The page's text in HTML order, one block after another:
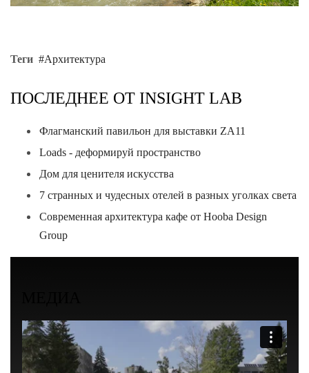
Теги Архитектура
ПОСЛЕДНЕЕ ОТ INSIGHT LAB
Флагманский павильон для выставки ZA11
Loads - деформируй пространство
Дом для ценителя искусства
7 странных и чудесных отелей в разных уголках света
Современная архитектура кафе от Hooba Design
Group